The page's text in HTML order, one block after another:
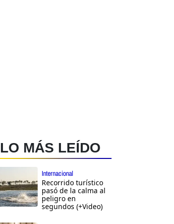
LO MÁS LEÍDO
Internacional
Recorrido turístico
pasó de la calma al
peligro en
segundos (+Video)